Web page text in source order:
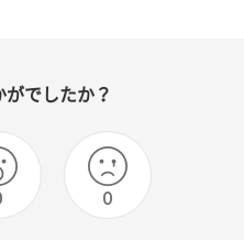
がでしたか？
0